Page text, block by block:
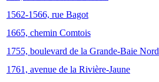
1562-1566, rue Bagot
1665, chemin Comtois
1755, boulevard de la Grande-Baie Nord
1761, avenue de la Rivière-Jaune